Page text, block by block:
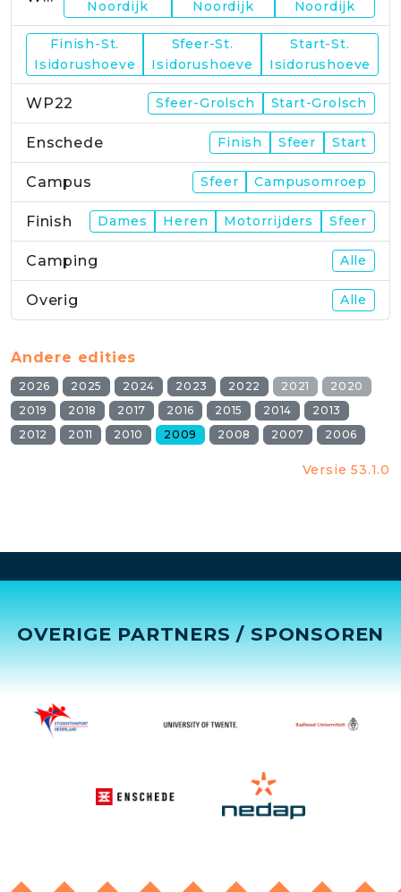
Noordijk Noordijk Noordijk
Finish-St.
Isidorushoeve
Sfeer-St.
Isidorushoeve
Start-St.
Isidorushoeve
WP22 Sfeer-Grolsch Start-Grolsch
Enschede Finish Sfeer Start
Campus Sfeer Campusomroep
Finish Dames Heren Motorrijders Sfeer
Camping Alle
Overig Alle
Andere edities
2026 2025 2024 2023 2022 2021
2020
2019
2018 2017 2016 2015 2014
2013
2012
2011 2010 2009 2008 2007 2006
Versie 53.1.0
OVERIGE PARTNERS / SPONSOREN